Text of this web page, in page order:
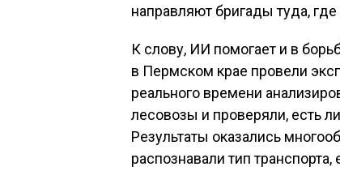
направляют бригады туда,
К слову, ИИ помогает и в
в Пермском крае провели
реального времени
лесовозы и проверяли, есть
Результаты оказались
распознавали тип